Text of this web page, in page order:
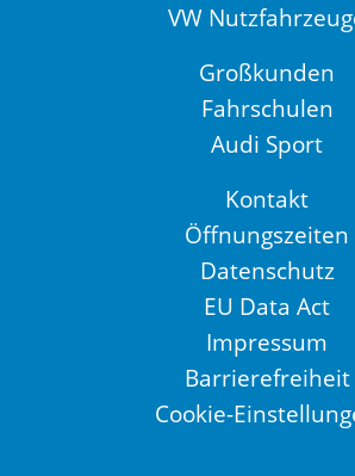
VW
Großkunden
Fahrschulen
Audi Sport
Kontakt
Öffnungszeiten
Datenschutz
EU Data Act
Impressum
Barrierefreiheit
Cookie-